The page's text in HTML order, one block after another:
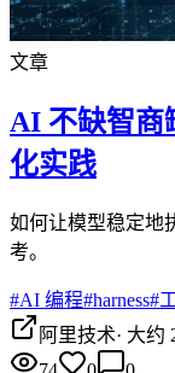
文章
AI 不缺智商
化实践
如何让模型稳定地
考。
#AI 编程#harness#
阿里技术· 大约